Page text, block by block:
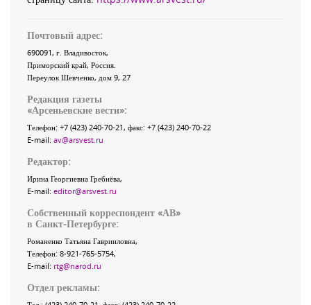
Почтовый адрес:
690091, г. Владивосток,
Приморский край, Россия
Переулок Шевченко, дом 9, 27
Редакция газеты
«Арсеньевские вести»:
Телефон: +7 (423) 240-70-21, факс: +7 (423) 240-70-22
E-mail: av@arsvest.ru
Редактор:
Ирина Георгиевна Гребнёва,
E-mail: editor@arsvest.ru
Собственный корреспондент «АВ»
в Санкт-Петербурге:
Романенко Татьяна Гаврииловна,
Телефон: 8-921-765-5754,
E-mail: rtg@narod.ru
Отдел рекламы: